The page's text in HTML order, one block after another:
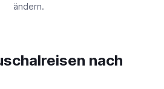
ändern.
nach